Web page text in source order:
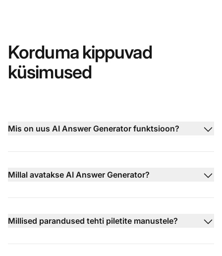
Korduma kippuvad
küsimused
Mis on uus AI Answer Generator funktsioon?
Millal avatakse AI Answer Generator?
Millised parandused tehti piletite manustele?